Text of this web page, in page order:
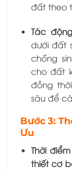
đất theo
Tác
dưới đất
chống
cho đất
đồng
sâu để
Bước 3:
Ưu
Thời
thiết cơ